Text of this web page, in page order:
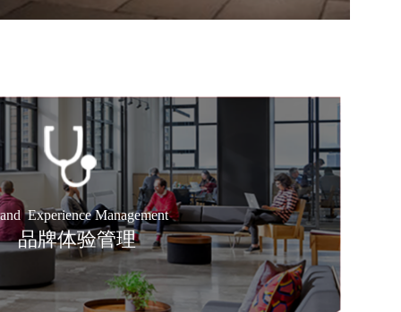
Experience Management
品牌体验管理